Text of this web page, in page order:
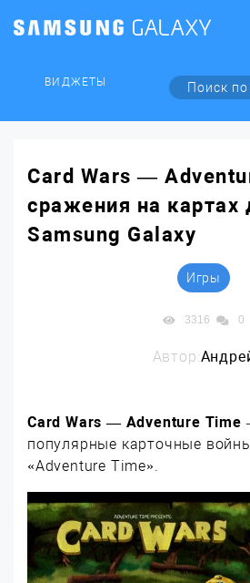
ВИДЖЕТЫ
Card Wars —
сражения на картах
Samsung Galaxy
Игры
3316 0
Автор:
Card Wars — Adventure Time
популярные карточные
«Adventure Time».